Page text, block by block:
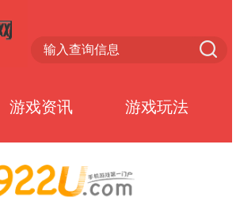
游戏资讯 游戏玩法